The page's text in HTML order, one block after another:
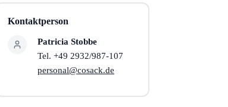
Kontaktperson
Patricia Stobbe
Tel. +49 2932/987-107
personal@cosack.de